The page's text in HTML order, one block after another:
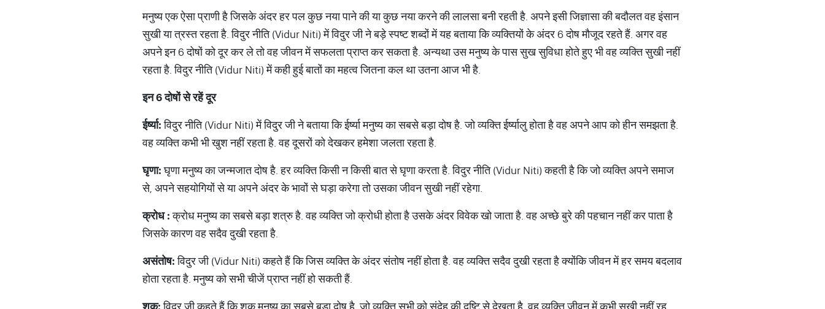
मनुष्य एक ऐसा प्राणी है जिसके अंदर हर पल कुछ नया पाने की या कुछ नया करने की लालसा बनी रहती है. अपने इसी जिज्ञासा की बदौलत वह इंसान
सुखी या त्रस्त रहता है. विदुर नीति (Vidur Niti) में विदुर जी ने बड़े स्पष्ट शब्दों में यह बताया कि व्यक्तियों के अंदर 6 दोष मौजूद रहते हैं. अगर वह
अपने इन 6 दोषों को दूर कर ले तो वह जीवन में सफलता प्राप्त कर सकता है. अन्यथा उस मनुष्य के पास सुख सुविधा होते हुए भी वह व्यक्ति सुखी नहीं
रहता है. विदुर नीति (Vidur Niti) में कही हुई बातों का महत्व जितना कल था उतना आज भी है.
इन6दोषोंसेरहेंदूर
ईर्ष्या:विदुर नीति (Vidur Niti) में विदुर जी ने बताया कि ईर्ष्या मनुष्य का सबसे बड़ा दोष है. जो व्यक्ति ईर्ष्यालु होता है वह अपने आप को हीन समझता है.
वह व्यक्ति कभी भी खुश नहीं रहता है. वह दूसरों को देखकर हमेशा जलता रहता है.
घृणा:घृणा मनुष्य का जन्मजात दोष है. हर व्यक्ति किसी न किसी बात से घृणा करता है. विदुर नीति (Vidur Niti) कहती है कि जो व्यक्ति अपने समाज
से, अपने सहयोगियों से या अपने अंदर के भावों से घड़ा करेगा तो उसका जीवन सुखी नहीं रहेगा.
क्रोध:क्रोध मनुष्य का सबसे बड़ा शत्रु है. वह व्यक्ति जो क्रोधी होता है उसके अंदर विवेक खो जाता है. वह अच्छे बुरे की पहचान नहीं कर पाता है
जिसके कारण वह सदैव दुखी रहता है.
असंतोष:विदुर जी (Vidur Niti) कहते हैं कि जिस व्यक्ति के अंदर संतोष नहीं होता है. वह व्यक्ति सदैव दुखी रहता है क्योंकि जीवन में हर समय बदलाव
होता रहता है. मनुष्य को सभी चीजें प्राप्त नहीं हो सकती हैं.